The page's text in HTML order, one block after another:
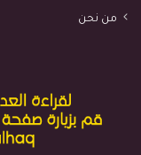
من نحن